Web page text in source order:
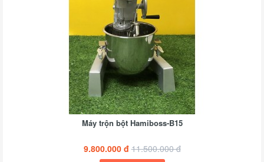
Máy trộn bột Hamiboss-B15
9.800.000 đ 11.500.000 đ